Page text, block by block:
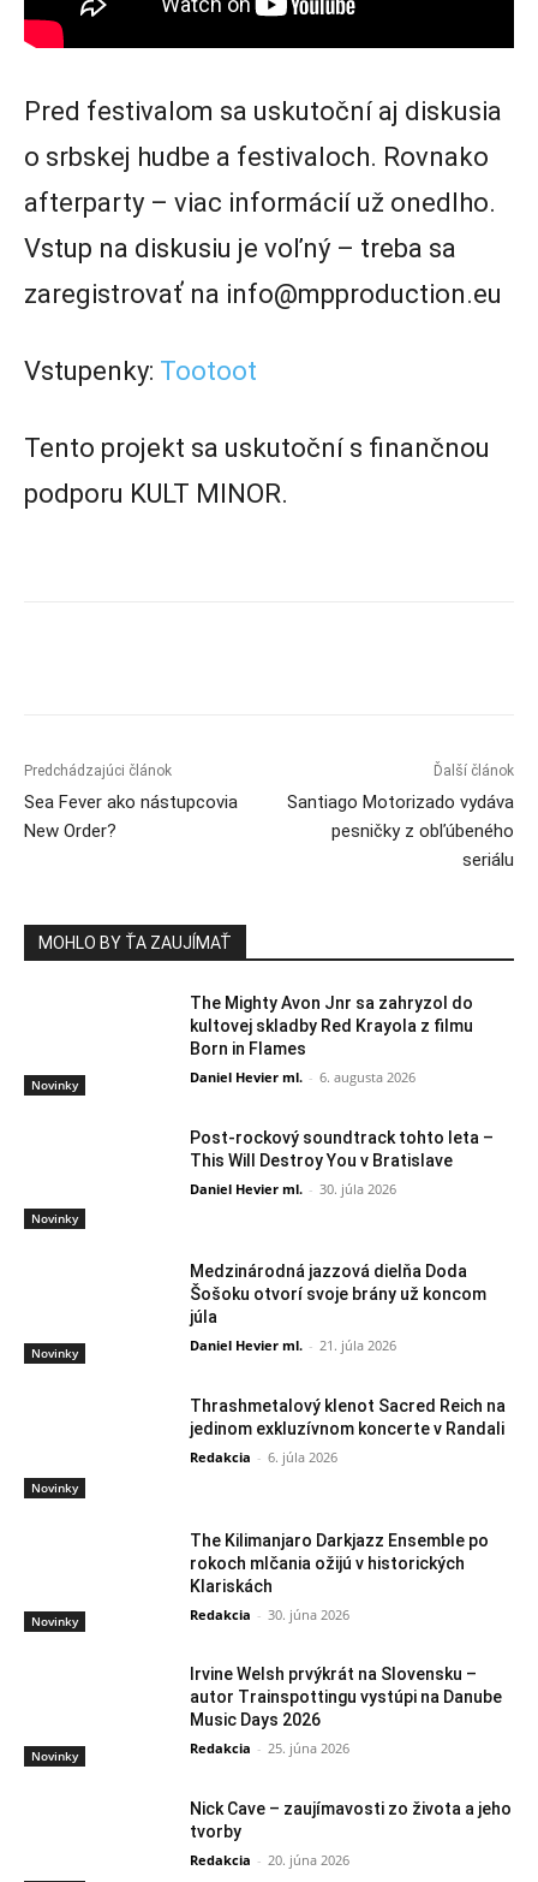
Pred festivalom sa uskutoční aj diskusia
o srbskej hudbe a festivaloch. Rovnako
afterparty – viac informácií už onedlho.
Vstup na diskusiu je voľný – treba sa
zaregistrovať na info@mpproduction.eu
Vstupenky: Tootoot
Tento projekt sa uskutoční s finančnou
podporu KULT MINOR.
Predchádzajúci článok
Sea Fever ako nástupcovia
New Order?
Ďalší článok
Santiago Motorizado vydáva
pesničky z obľúbeného
seriálu
MOHLO BY ŤA ZAUJÍMAŤ
Novinky
The Mighty Avon Jnr sa zahryzol do
kultovej skladby Red Krayola z filmu
Born in Flames
Daniel Hevier ml. - 6. augusta 2026
Novinky
Post-rockový soundtrack tohto leta –
This Will Destroy You v Bratislave
Daniel Hevier ml. - 30. júla 2026
Novinky
Medzinárodná jazzová dielňa Doda
Šošoku otvorí svoje brány už koncom
júla
Daniel Hevier ml. - 21. júla 2026
Novinky
Thrashmetalový klenot Sacred Reich na
jedinom exkluzívnom koncerte v Randali
Redakcia - 6. júla 2026
Novinky
The Kilimanjaro Darkjazz Ensemble po
rokoch mlčania ožijú v historických
Klariskách
Redakcia - 30. júna 2026
Novinky
Irvine Welsh prvýkrát na Slovensku –
autor Trainspottingu vystúpi na Danube
Music Days 2026
Redakcia - 25. júna 2026
Nick Cave – zaujímavosti zo života a jeho
tvorby
Redakcia - 20. júna 2026